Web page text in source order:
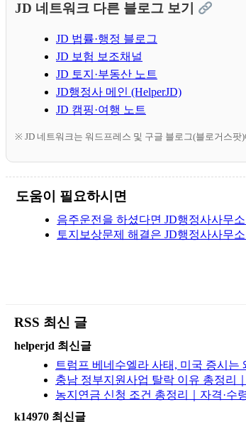
JD 네트워크 다른 블로그 보기
JD 법률·행정 블로그
JD 보험 보조채널
JD 토지·부동산 노트
JD행정사 메인 (HelperJD)
JD 캠핑·여행 노트
※ JD 네트워크는 워드프레스 및 구글 블로그(블로거스
도움이 필요하시면
음주운전을 하셨다면 JD행정사사무
토지보상문제 해결은 JD행정사사무
RSS 최신 글
helperjd 최신글
트럼프 베네수엘라 사태, 미국 증시는
충남 정부지원사업 탈락 이유 총정리
농지연금 신청 조건 총정리｜자격·수
k14970 최신글